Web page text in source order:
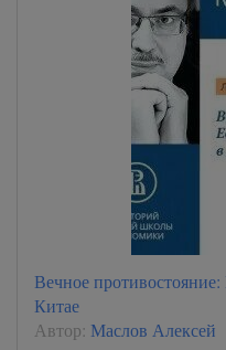
Вечное
Китае
Автор: Маслов Алексей